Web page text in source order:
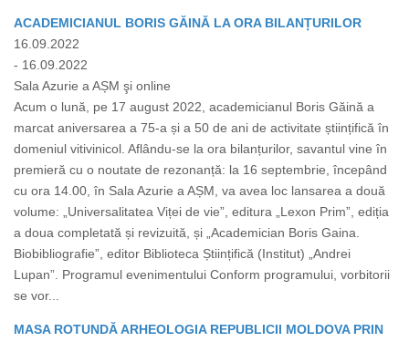
ACADEMICIANUL BORIS GĂINĂ LA ORA BILANȚURILOR
16.09.2022
- 16.09.2022
Sala Azurie a AȘM şi online
Acum o lună, pe 17 august 2022, academicianul Boris Găină a
marcat aniversarea a 75-a și a 50 de ani de activitate științifică în
domeniul vitivinicol. Aflându-se la ora bilanțurilor, savantul vine în
premieră cu o noutate de rezonanță: la 16 septembrie, începând
cu ora 14.00, în Sala Azurie a AȘM, va avea loc lansarea a două
volume: „Universalitatea Viței de vie”, editura „Lexon Prim”, ediția
a doua completată și revizuită, și „Academician Boris Gaina.
Biobibliografie”, editor Biblioteca Științifică (Institut) „Andrei
Lupan”. Programul evenimentului Conform programului, vorbitorii
se vor...
MASA ROTUNDĂ ARHEOLOGIA REPUBLICII MOLDOVA PRIN